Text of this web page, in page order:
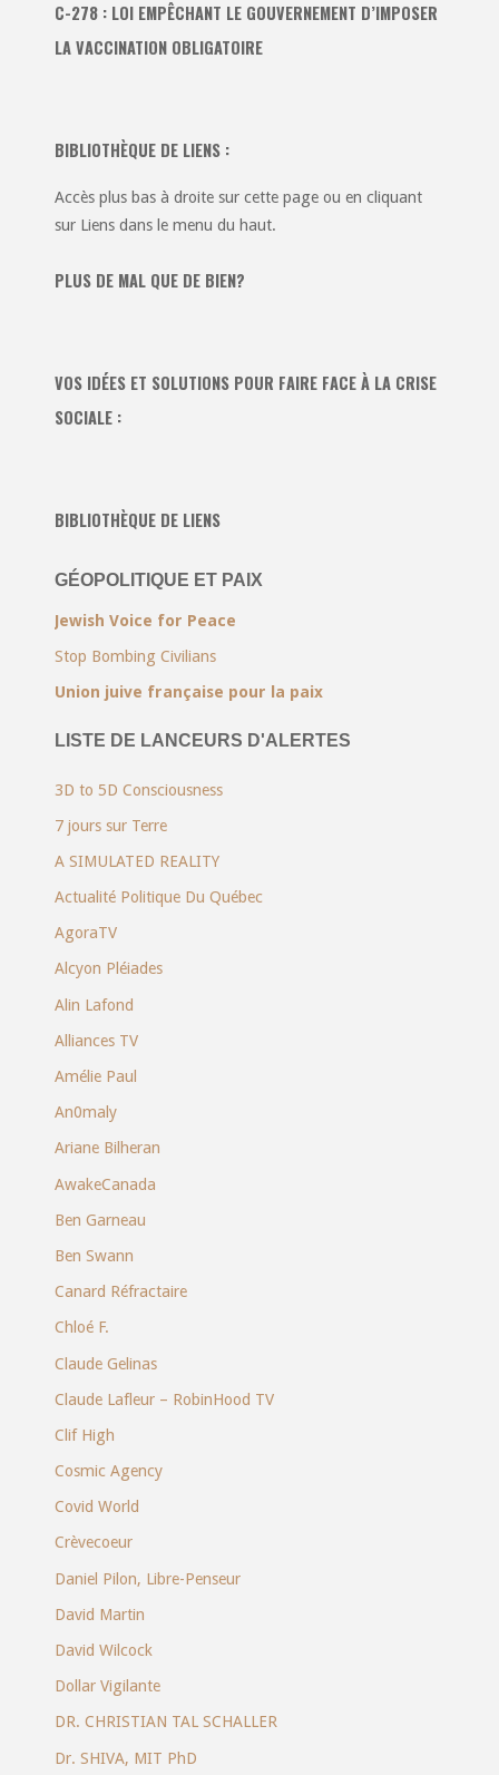
C-278 : LOI EMPÊCHANT LE GOUVERNEMENT D’IMPOSER
LA VACCINATION OBLIGATOIRE
BIBLIOTHÈQUE DE LIENS :
Accès plus bas à droite sur cette page ou en cliquant
sur Liens dans le menu du haut.
PLUS DE MAL QUE DE BIEN?
VOS IDÉES ET SOLUTIONS POUR FAIRE FACE À LA CRISE
SOCIALE :
BIBLIOTHÈQUE DE LIENS
GÉOPOLITIQUE ET PAIX
Jewish Voice for Peace
Stop Bombing Civilians
Union juive française pour la paix
LISTE DE LANCEURS D'ALERTES
3D to 5D Consciousness
7 jours sur Terre
A SIMULATED REALITY
Actualité Politique Du Québec
AgoraTV
Alcyon Pléiades
Alin Lafond
Alliances TV
Amélie Paul
An0maly
Ariane Bilheran
AwakeCanada
Ben Garneau
Ben Swann
Canard Réfractaire
Chloé F.
Claude Gelinas
Claude Lafleur – RobinHood TV
Clif High
Cosmic Agency
Covid World
Crèvecoeur
Daniel Pilon, Libre-Penseur
David Martin
David Wilcock
Dollar Vigilante
DR. CHRISTIAN TAL SCHALLER
Dr. SHIVA, MIT PhD